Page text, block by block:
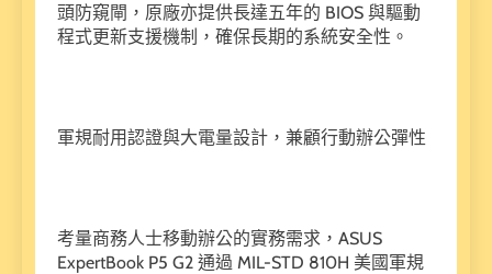
頭防窺閘，原廠亦提供長達五年的 BIOS 與驅動
程式更新支援機制，確保長期的系統安全性。
軍規耐用認證與大電量設計，兼顧行動辦公彈性
考量商務人士移動辦公的實務需求，ASUS
ExpertBook P5 G2 通過 MIL-STD 810H 美國軍規